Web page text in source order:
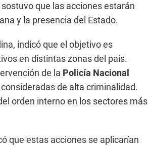
que las acciones estarán
y la presencia del Estado.
indicó que el objetivo es
en distintas zonas del país.
de la Policía Nacional
consideradas de alta criminalidad.
orden interno en los sectores más
que estas acciones se aplicarían